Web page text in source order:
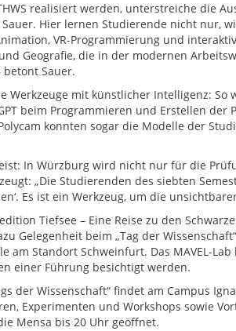
realisiert werden, unterstreiche die
Hier lernen Studierende nicht nur,
VR-Programmierung und
Geografie, die in der modernen
Sauer.
Werkzeuge mit künstlicher Intelligenz:
beim Programmieren und Erstellen der
konnten sogar die Modelle der
In Würzburg wird nicht nur für die
„Die Studierenden des siebten
Es ist ein Werkzeug, um die
Tiefsee – Eine Reise zu den
Gelegenheit beim „Tag der
am Standort Schweinfurt. Das MAVEL-
einer Führung besichtigt werden.
der Wissenschaft“ findet am Campus
Experimenten und Workshops sowie
Mensa bis 20 Uhr geöffnet.